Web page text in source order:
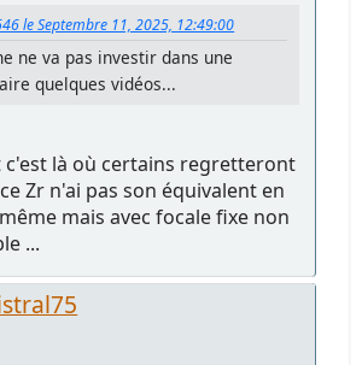
le Septembre 11, 2025, 12:49:00
ne va pas investir dans une
quelques vidéos...
c'est là où certains regretteront
Zr n'ai pas son équivalent en
mais avec focale fixe non
...